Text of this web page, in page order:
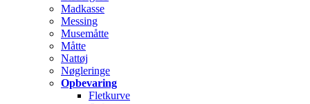
Madkasse
Messing
Musemåtte
Måtte
Nattøj
Nøgleringe
Opbevaring
Fletkurve